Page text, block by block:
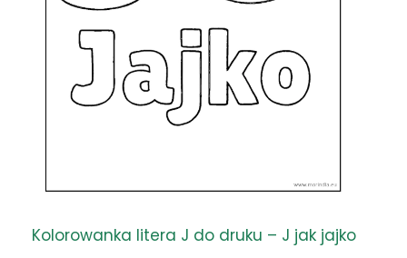
Kolorowanka litera J do druku – J jak jajko